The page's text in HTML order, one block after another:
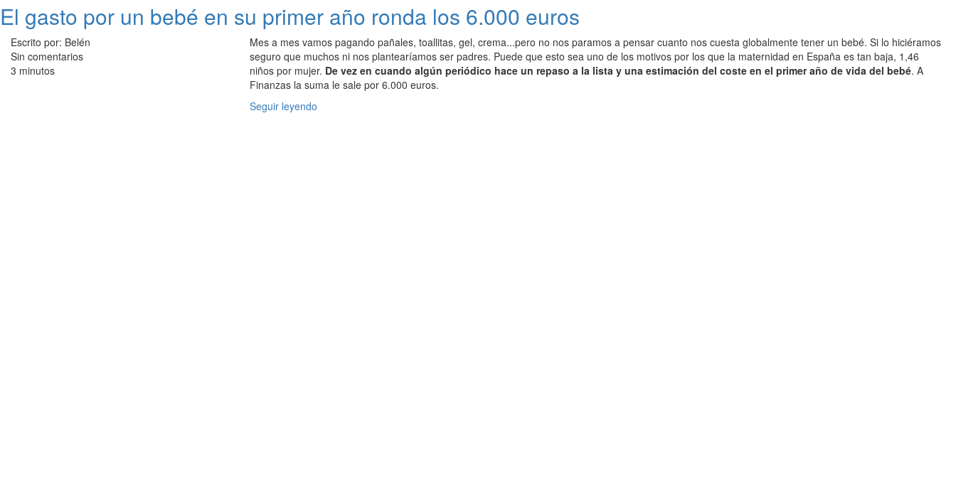
El gasto por un bebé en su primer año ronda los 6.000 euros
Escrito por: Belén
Sin comentarios
3 minutos
Mes a mes vamos pagando pañales, toallitas, gel, crema...pero no nos paramos a pensar cuanto nos cuesta globalmente tener un bebé. Si lo hiciéramos
seguro que muchos ni nos plantearíamos ser padres. Puede que esto sea uno de los motivos por los que la maternidad en España es tan baja, 1,46
niños por mujer. De vez en cuando algún periódico hace un repaso a la lista y una estimación del coste en el primer año de vida del bebé. A
Finanzas la suma le sale por 6.000 euros.
Seguir leyendo